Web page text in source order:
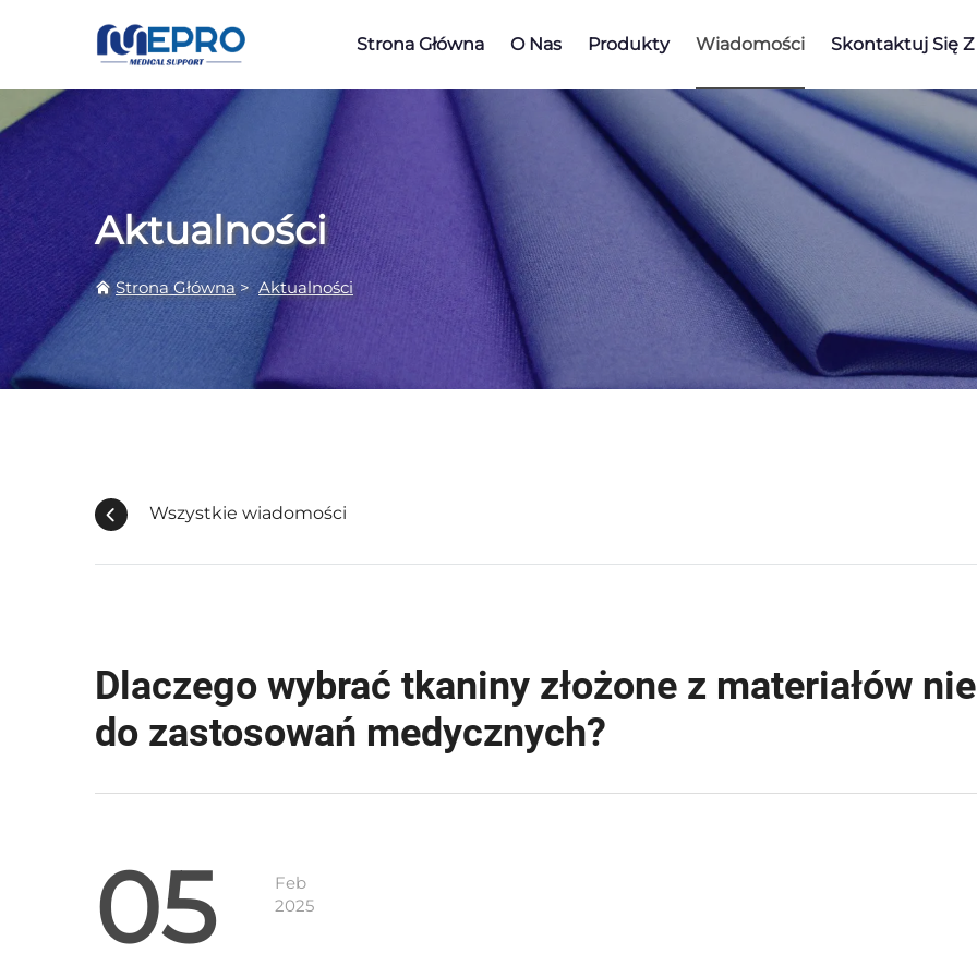
Strona Główna O Nas Produkty Wiadomości Skontaktuj Się
Aktualności
Strona Główna>Aktualności
Wszystkie wiadomości
Dlaczego wybrać tkaniny złożone z materiałów
do zastosowań medycznych?
05
Feb
2025